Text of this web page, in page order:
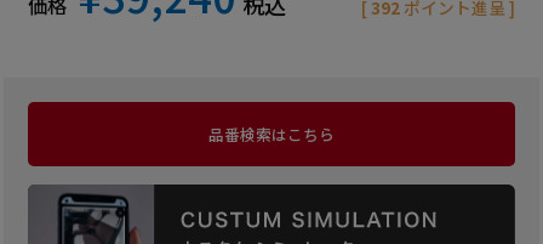
[392 ポイント進呈 ]
品番検索はこちら